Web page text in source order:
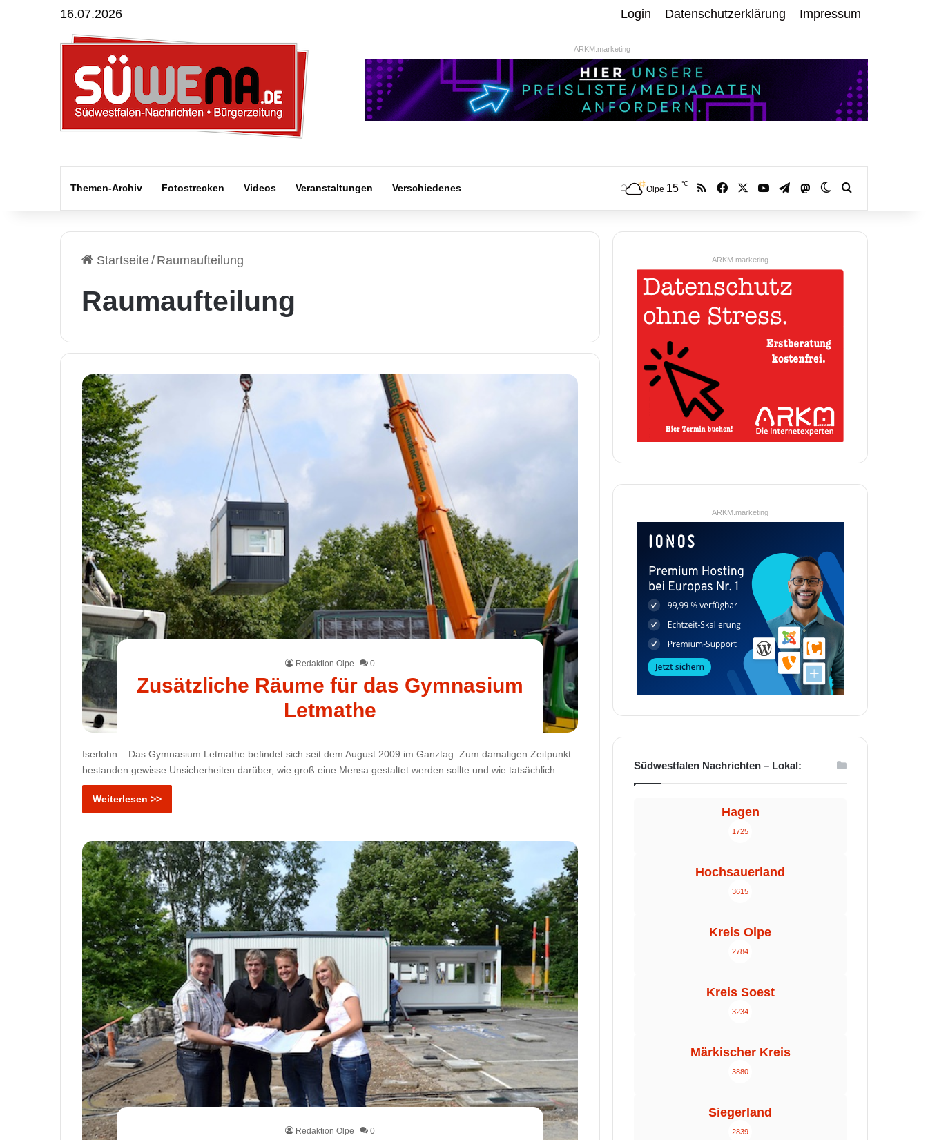
16.07.2026 Login Datenschutzerklärung Impressum
ARKM.marketing
Themen-Archiv Fotostrecken Videos Veranstaltungen Verschiedenes Olpe 15 ℃ RSS Facebook YouTubeTelegramMastodonSkin umschalten
Startseite/ Raumaufteilung
Raumaufteilung
Redaktion Olpe 0
Zusätzliche Räume für das Gymnasium
Letmathe
Iserlohn – Das Gymnasium Letmathe befindet sich seit dem August 2009 im Ganztag. Zum damaligen Zeitpunkt
bestanden gewisse Unsicherheiten darüber, wie groß eine Mensa gestaltet werden sollte und wie tatsächlich…
Weiterlesen >>
Redaktion Olpe 0
ARKM.marketing
ARKM.marketing
Südwestfalen Nachrichten – Lokal:
Hagen
1725
Hochsauerland
3615
Kreis Olpe
2784
Kreis Soest
3234
Märkischer Kreis
3880
Siegerland
2839